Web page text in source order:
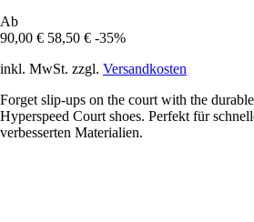
Ab
90,00 € 58,50 € -35%
inkl. MwSt. zzgl. Versandkosten
Forget slip-ups on the court with the
Hyperspeed Court shoes. Perfekt für
verbesserten Materialien.